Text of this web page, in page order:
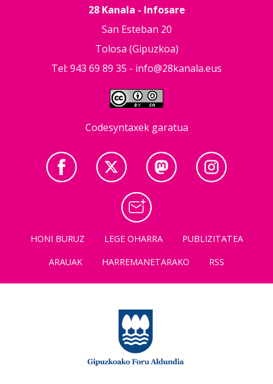
28 Kanala - Infosare
San Esteban 20
Tolosa (Gipuzkoa)
Tel: 943 69 89 35 - info@28kanala.eus
Codesyntaxek garatua
HONI BURUZ LEGE OHARRA
PUBLIZITATEA
ARAUAK
HARREMANETARAKO RSS